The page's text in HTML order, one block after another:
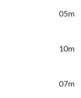
05m
10m
07m